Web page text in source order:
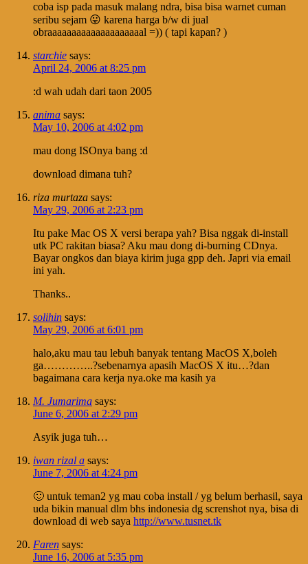
coba isp pada masuk malang ndra, bisa bisa warnet cuman
seribu sejam 😛 karena harga b/w di jual
obraaaaaaaaaaaaaaaaaaaal =)) ( tapi kapan? )
starchie says:
April 24, 2006 at 8:25 pm
:d wah udah dari taon 2005
anima says:
May 10, 2006 at 4:02 pm
mau dong ISOnya bang :d
download dimana tuh?
riza murtaza says:
May 29, 2006 at 2:23 pm
Itu pake Mac OS X versi berapa yah? Bisa nggak di-install
utk PC rakitan biasa? Aku mau dong di-burning CDnya.
Bayar ongkos dan biaya kirim juga gpp deh. Japri via email
ini yah.
Thanks..
solihin says:
May 29, 2006 at 6:01 pm
halo,aku mau tau lebuh banyak tentang MacOS X,boleh
ga…………..?sebenarnya apasih MacOS X itu…?dan
bagaimana cara kerja nya.oke ma kasih ya
M. Jumarima says:
June 6, 2006 at 2:29 pm
Asyik juga tuh…
iwan rizal a says:
June 7, 2006 at 4:24 pm
🙂 untuk teman2 yg mau coba install / yg belum berhasil, saya
uda bikin manual dlm bhs indonesia dg screnshot nya, bisa di
download di web saya http://www.tusnet.tk
Faren says:
June 16, 2006 at 5:35 pm